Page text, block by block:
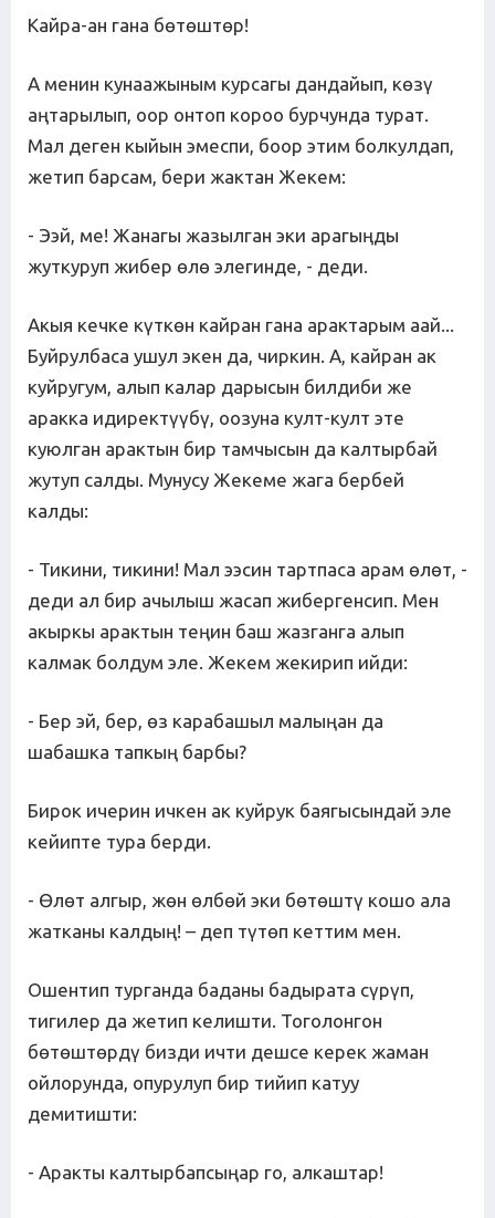
Кайра-ан гана бөтөштөр!
А менин кунаажыным курсагы дандайып, көзү
аңтарылып, оор онтоп короо бурчунда турат.
Мал деген кыйын эмеспи, боор этим болкулдап,
жетип барсам, бери жактан Жекем:
- Ээй, ме! Жанагы жазылган эки арагыңды
жуткуруп жибер өлө элегинде, - деди.
Акыя кечке күткөн кайран гана арактарым аай...
Буйрулбаса ушул экен да, чиркин. А, кайран ак
куйругум, алып калар дарысын билдиби же
аракка идиректүүбү, оозуна култ-култ эте
куюлган арактын бир тамчысын да калтырбай
жутуп салды. Мунусу Жекеме жага бербей
калды:
- Тикини, тикини! Мал ээсин тартпаса арам өлөт, -
деди ал бир ачылыш жасап жибергенсип. Мен
акыркы арактын теңин баш жазганга алып
калмак болдум эле. Жекем жекирип ийди:
- Бер эй, бер, өз карабашыл малыңан да
шабашка тапкың барбы?
Бирок ичерин ичкен ак куйрук баягысындай эле
кейипте тура берди.
- Өлөт алгыр, жөн өлбөй эки бөтөштү кошо ала
жатканы калдың! – деп түтөп кеттим мен.
Ошентип турганда баданы бадырата сүрүп,
тигилер да жетип келишти. Тоголонгон
бөтөштөрдү бизди ичти дешсе керек жаман
ойлорунда, опурулуп бир тийип катуу
демитишти:
- Аракты калтырбапсыңар го, алкаштар!